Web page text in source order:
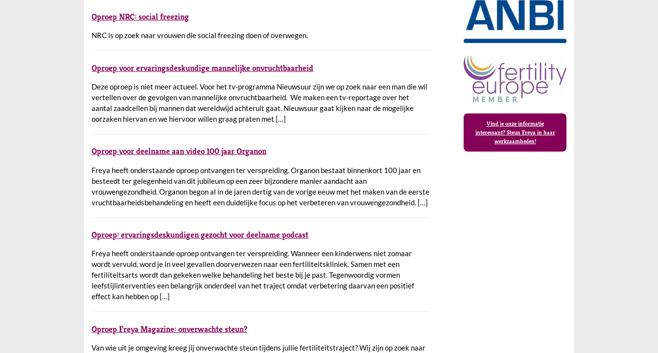
Oproep NRC: social freezing
NRC is op zoek naar vrouwen die social freezing doen of overwegen.
Oproep voor ervaringsdeskundige mannelijke onvruchtbaarheid
Deze oproep is niet meer actueel. Voor het tv-programma Nieuwsuur zijn we op zoek naar een man die wil
vertellen over de gevolgen van mannelijke onvruchtbaarheid. We maken een tv-reportage over het
aantal zaadcellen bij mannen dat wereldwijd achteruit gaat. Nieuwsuur gaat kijken naar de mogelijke
oorzaken hiervan en we hiervoor willen graag praten met […]
Oproep voor deelname aan video 100 jaar Organon
Freya heeft onderstaande oproep ontvangen ter verspreiding. Organon bestaat binnenkort 100 jaar en
besteedt ter gelegenheid van dit jubileum op een zeer bijzondere manier aandacht aan
vrouwengezondheid. Organon begon al in de jaren dertig van de vorige eeuw met het maken van de eerste
vruchtbaarheidsbehandeling en heeft een duidelijke focus op het verbeteren van vrouwengezondheid. […]
Oproep: ervaringsdeskundigen gezocht voor deelname podcast
Freya heeft onderstaande oproep ontvangen ter verspreiding. Wanneer een kinderwens niet zomaar
wordt vervuld, word je in veel gevallen doorverwezen naar een fertiliteitskliniek. Samen met een
fertiliteitsarts wordt dan gekeken welke behandeling het beste bij je past. Tegenwoordig vormen
leefstijlinterventies een belangrijk onderdeel van het traject omdat verbetering daarvan een positief
effect kan hebben op […]
Oproep Freya Magazine: onverwachte steun?
Van wie uit je omgeving kreeg jij onverwachte steun tijdens jullie fertiliteitstraject? Wij zijn op zoek naar
Vind je onze informatie
interessant? Steun Freya in haar
werkzaamheden!